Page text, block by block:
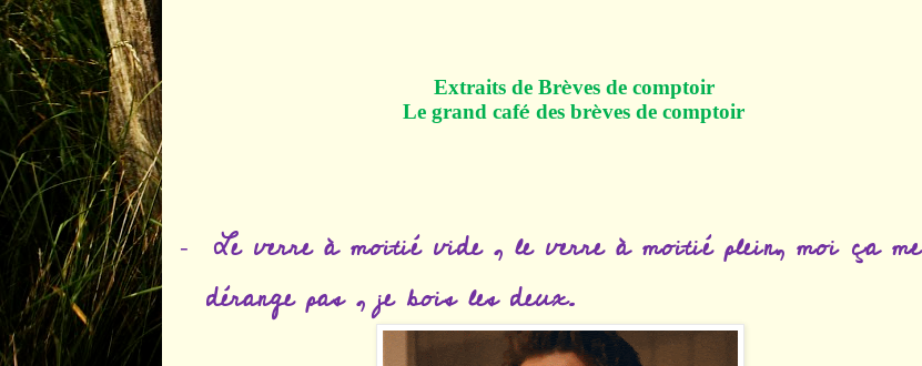
Extraits de Brèves de comptoir
Le grand café des brèves de comptoir
-
Le verre à moitié vide , le verre à moitié plein, moi ça me
dérange pas , je bois les deux.